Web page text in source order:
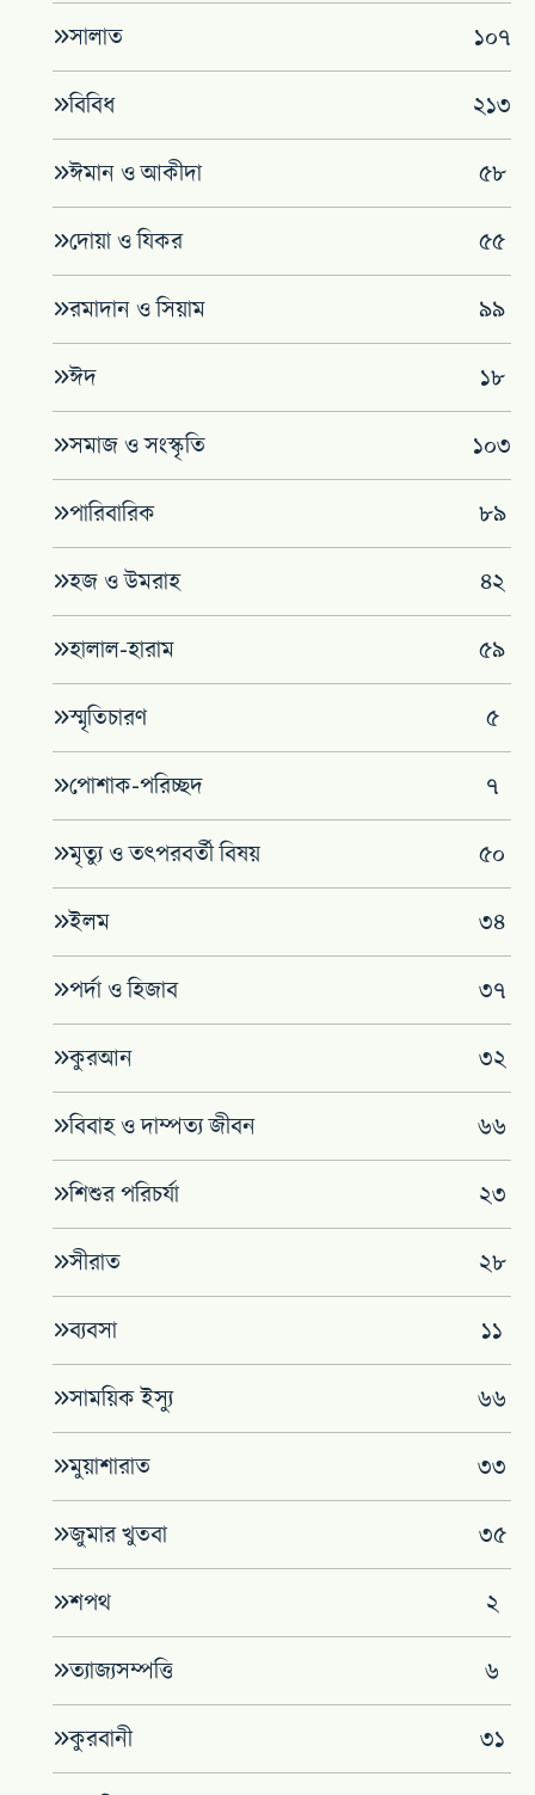
সালাত ১০৭
বিবিধ ২১৩
ঈমান ও আকীদা ৫৮
দোয়া ও যিকর ৫৫
রমাদান ও সিয়াম ৯৯
ঈদ ১৮
সমাজ ও সংস্কৃতি ১০৩
পারিবারিক ৮৯
হজ ও উমরাহ ৪২
হালাল-হারাম ৫৯
স্মৃতিচারণ ৫
পোশাক-পরিচ্ছদ ৭
মৃত্যু ও তৎপরবর্তী বিষয় ৫০
ইলম ৩৪
পর্দা ও হিজাব ৩৭
কুরআন ৩২
বিবাহ ও দাম্পত্য জীবন ৬৬
শিশুর পরিচর্যা ২৩
সীরাত ২৮
ব্যবসা ১১
সাময়িক ইস্যু ৬৬
মুয়াশারাত ৩৩
জুমার খুতবা ৩৫
শপথ ২
ত্যাজ্যসম্পত্তি ৬
কুরবানী ৩১